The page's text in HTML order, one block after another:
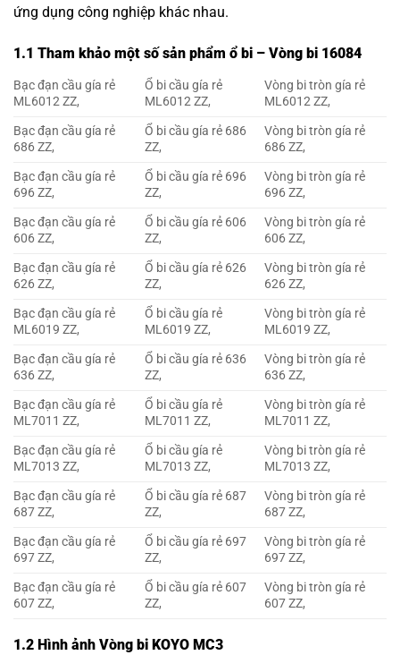
ứng dụng công nghiệp khác nhau.
1.1 Tham khảo một số sản phẩm ổ bi – Vòng bi 16084
Bạc đạn cầu gía rẻ
ML6012 ZZ,
Ổ bi cầu gía rẻ
ML6012 ZZ,
Vòng bi tròn gía rẻ
ML6012 ZZ,
Bạc đạn cầu gía rẻ
686 ZZ,
Ổ bi cầu gía rẻ 686
ZZ,
Vòng bi tròn gía rẻ
686 ZZ,
Bạc đạn cầu gía rẻ
696 ZZ,
Ổ bi cầu gía rẻ 696
ZZ,
Vòng bi tròn gía rẻ
696 ZZ,
Bạc đạn cầu gía rẻ
606 ZZ,
Ổ bi cầu gía rẻ 606
ZZ,
Vòng bi tròn gía rẻ
606 ZZ,
Bạc đạn cầu gía rẻ
626 ZZ,
Ổ bi cầu gía rẻ 626
ZZ,
Vòng bi tròn gía rẻ
626 ZZ,
Bạc đạn cầu gía rẻ
ML6019 ZZ,
Ổ bi cầu gía rẻ
ML6019 ZZ,
Vòng bi tròn gía rẻ
ML6019 ZZ,
Bạc đạn cầu gía rẻ
636 ZZ,
Ổ bi cầu gía rẻ 636
ZZ,
Vòng bi tròn gía rẻ
636 ZZ,
Bạc đạn cầu gía rẻ
ML7011 ZZ,
Ổ bi cầu gía rẻ
ML7011 ZZ,
Vòng bi tròn gía rẻ
ML7011 ZZ,
Bạc đạn cầu gía rẻ
ML7013 ZZ,
Ổ bi cầu gía rẻ
ML7013 ZZ,
Vòng bi tròn gía rẻ
ML7013 ZZ,
Bạc đạn cầu gía rẻ
687 ZZ,
Ổ bi cầu gía rẻ 687
ZZ,
Vòng bi tròn gía rẻ
687 ZZ,
Bạc đạn cầu gía rẻ
697 ZZ,
Ổ bi cầu gía rẻ 697
ZZ,
Vòng bi tròn gía rẻ
697 ZZ,
Bạc đạn cầu gía rẻ
607 ZZ,
Ổ bi cầu gía rẻ 607
ZZ,
Vòng bi tròn gía rẻ
607 ZZ,
1.2 Hình ảnh Vòng bi KOYO MC3